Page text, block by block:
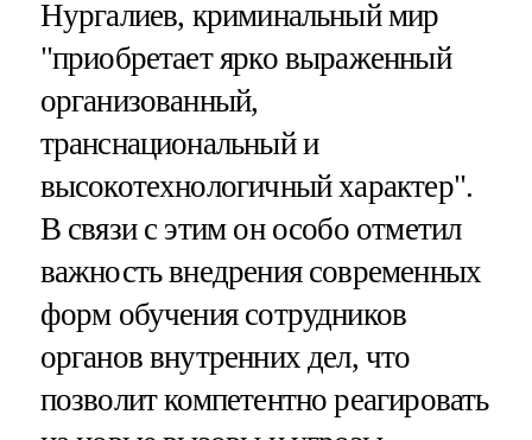
Нургалиев, криминальный мир
"приобретает ярко выраженный
организованный,
транснациональный и
высокотехнологичный характер".
В связи с этим он особо отметил
важность внедрения современных
форм обучения сотрудников
органов внутренних дел, что
позволит компетентно реагировать